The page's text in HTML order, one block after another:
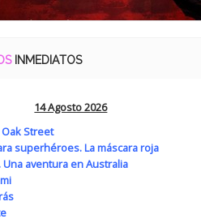
INMEDIATOS
14 Agosto 2026
Street
superhéroes. La máscara roja
Una aventura en Australia